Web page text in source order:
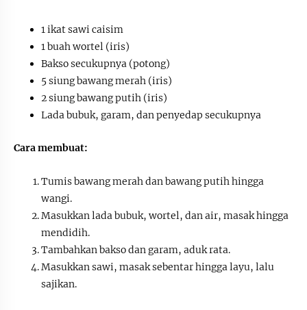
1 ikat sawi caisim
1 buah wortel (iris)
Bakso secukupnya (potong)
5 siung bawang merah (iris)
2 siung bawang putih (iris)
Lada bubuk, garam, dan penyedap secukupnya
Cara membuat:
Tumis bawang merah dan bawang putih hingga
wangi.
Masukkan lada bubuk, wortel, dan air, masak hingga
mendidih.
Tambahkan bakso dan garam, aduk rata.
Masukkan sawi, masak sebentar hingga layu, lalu
sajikan.